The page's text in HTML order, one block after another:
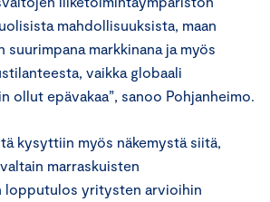
mahdollisuuksista, maan
suurimpana markkinana ja myös
vaikka globaali
ollut epävakaa”, sanoo Pohjanheimo.
kysyttiin myös näkemystä siitä,
marraskuisten
lopputulos yritysten arvioihin